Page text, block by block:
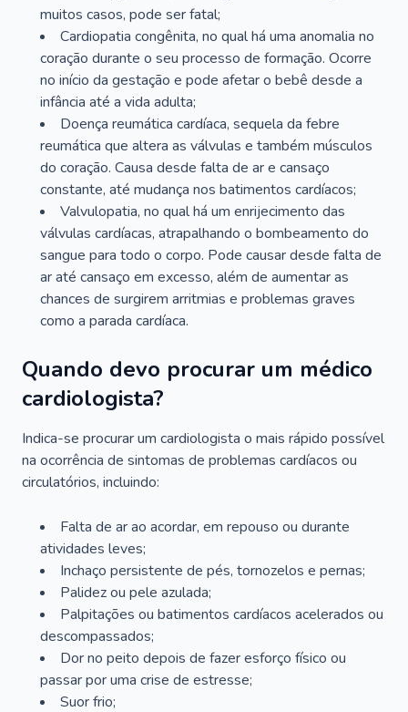
muitos casos, pode ser fatal;
Cardiopatia congênita, no qual há uma anomalia no
coração durante o seu processo de formação. Ocorre
no início da gestação e pode afetar o bebê desde a
infância até a vida adulta;
Doença reumática cardíaca, sequela da febre
reumática que altera as válvulas e também músculos
do coração. Causa desde falta de ar e cansaço
constante, até mudança nos batimentos cardíacos;
Valvulopatia, no qual há um enrijecimento das
válvulas cardíacas, atrapalhando o bombeamento do
sangue para todo o corpo. Pode causar desde falta de
ar até cansaço em excesso, além de aumentar as
chances de surgirem arritmias e problemas graves
como a parada cardíaca.
Quando devo procurar um médico
cardiologista?
Indica-se procurar um cardiologista o mais rápido possível
na ocorrência de sintomas de problemas cardíacos ou
circulatórios, incluindo:
Falta de ar ao acordar, em repouso ou durante
atividades leves;
Inchaço persistente de pés, tornozelos e pernas;
Palidez ou pele azulada;
Palpitações ou batimentos cardíacos acelerados ou
descompassados;
Dor no peito depois de fazer esforço físico ou
passar por uma crise de estresse;
Suor frio;